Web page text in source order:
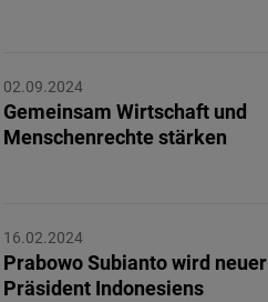
02.09.2024
Gemeinsam Wirtschaft und
Menschenrechte stärken
16.02.2024
Prabowo Subianto wird neuer
Präsident Indonesiens